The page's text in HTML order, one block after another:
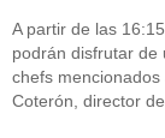
A partir de las
podrán disfrutar de
chefs
Coterón, director